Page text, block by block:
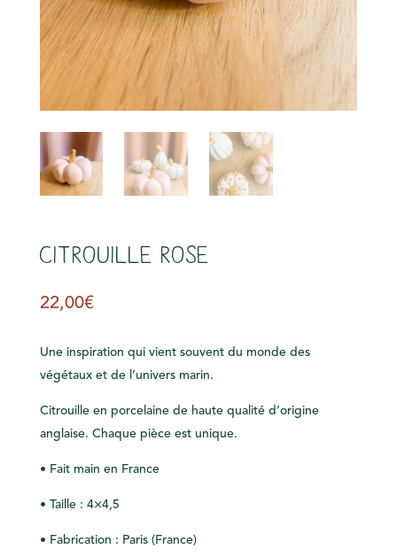
Citrouille rose
22,00€
Une inspiration qui vient souvent du monde des
végétauxet de l’univers marin.
Citrouille en porcelainede haute qualité d’origine
anglaise. Chaque pièce est unique.
• Fait main en France
• Taille : 4×4,5
• Fabrication : Paris (France)